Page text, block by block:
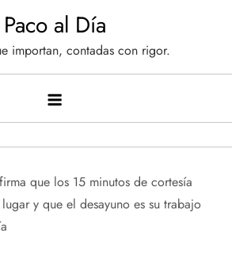
Paco al Día
importan, contadas con rigor.